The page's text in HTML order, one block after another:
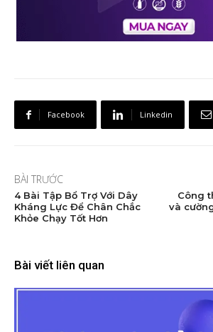
Facebook Linkedin
BÀI TRƯỚC
4 Bài Tập Bổ Trợ Với Dây
Kháng Lực Để Chân Chắc
Khỏe Chạy Tốt Hơn
Công
và
Bài viết liên quan